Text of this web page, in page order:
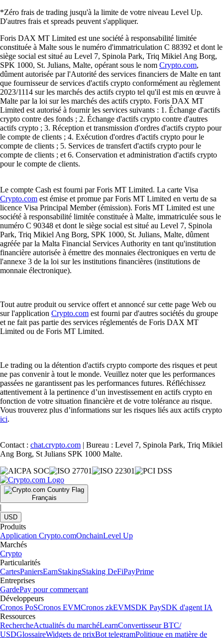
*Zéro frais de trading jusqu'à la limite de votre niveau Level Up.
D'autres frais et spreads peuvent s'appliquer.
Foris DAX MT Limited est une société à responsabilité limitée
constituée à Malte sous le numéro d'immatriculation C 88392 et dont le
siège social est situé au Level 7, Spinola Park, Triq Mikiel Ang Borg,
SPK 1000, St. Julians, Malte, opérant sous le nom Crypto.com,
dûment autorisée par l'Autorité des services financiers de Malte en tant
que fournisseur de services d'actifs crypto conformément au règlement
2023/1114 sur les marchés des actifs crypto tel qu'il est mis en œuvre à
Malte par la loi sur les marchés des actifs crypto. Foris DAX MT
Limited est autorisé à fournir les services suivants : 1. Échange d'actifs
crypto contre des fonds ; 2. Échange d'actifs crypto contre d'autres
actifs crypto ; 3. Réception et transmission d'ordres d'actifs crypto pour
le compte de clients ; 4. Exécution d'ordres d'actifs crypto pour le
compte de clients ; 5. Services de transfert d'actifs crypto pour le
compte de clients ; et 6. Conservation et administration d'actifs crypto
pour le compte de clients.
Le compte Cash est fourni par Foris MT Limited. La carte Visa
Crypto.com est émise et promue par Foris MT Limited en vertu de sa
licence Visa Principal Member (émission). Foris MT Limited est une
société à responsabilité limitée constituée à Malte, immatriculée sous le
numéro C 90348 et dont le siège social est situé au Level 7, Spinola
Park, Triq Mikiel Ang Borg, SPK 1000, St. Julians, Malte, dûment
agréée par la Malta Financial Services Authority en tant qu'institution
financière autorisée à émettre des monnaies électroniques en vertu de
l'annexe 3 de la loi sur les institutions financières (institutions de
monnaie électronique).
Tout autre produit ou service offert et annoncé sur cette page Web ou
sur l'application Crypto.com est fourni par d'autres sociétés du groupe
et ne fait pas partie des services réglementés de Foris DAX MT
Limited ou de Foris MT Limited.
Le trading ou la détention d'actifs crypto comporte des risques et peut
ne pas convenir à tout le monde. Veuillez noter que les performances
passées ne garantissent pas les performances futures. Réfléchissez
attentivement à la pertinence d’un investissement en actifs crypto en
fonction de votre situation financière et de votre tolérance au risque.
Vous trouverez plus d’informations sur les risques liés aux actifs crypto
ici.
Contact : chat.crypto.com | Bureau : Level 7, Spinola Park, Triq Mikiel
Ang Borg, St Julians SPK 1000 Malte.
Français
|
USD
Produits
Application Crypto.comOnchainLevel Up
Marchés
Crypto
Particularités
CartesPaniersEarnStakingStaking DeFiPayPrime
Entreprises
GardePay pour commerçant
Développeurs
Cronos PoSCronos EVMCronos zkEVMSDK PaySDK d'agent IA
Ressources
RechercheActualités du marchéLearnConvertisseur BTC/
USDGlossaireWidgets de prixBot telegramPolitique en matière de